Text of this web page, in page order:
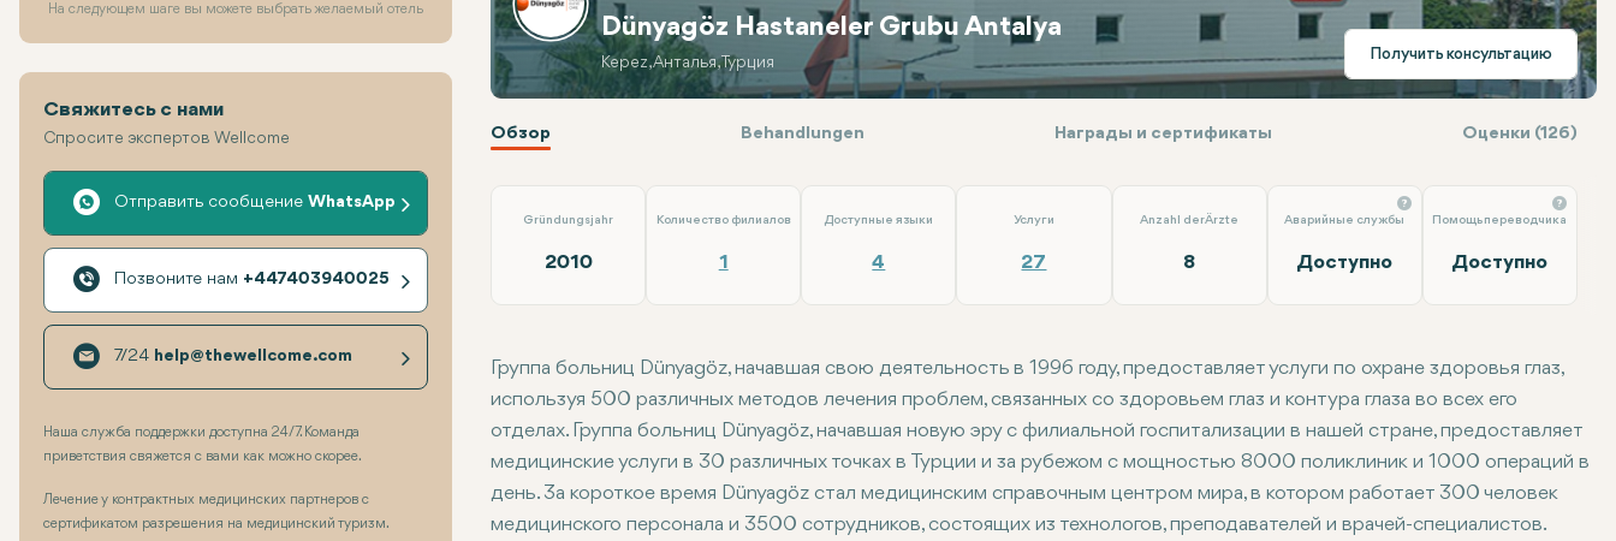
Dünyagöz Hastaneler Grubu Antalya
Kepez, Анталья, Турция Получить консультацию
Обзор Behandlungen Награды и сертификаты Оценки (126)
Gründungsjahr
2010
Количество филиалов
1
Доступные языки
4
Услуги
27
Anzahl der Ärzte
8
Аварийные службы
Доступно
Помощь переводчика
Доступно
Группа больниц Dünyagöz, начавшая свою деятельность в 1996 году, предоставляет услуги по охране здоровья глаз,
используя 500 различных методов лечения проблем, связанных со здоровьем глаз и контура глаза во всех его
отделах. Группа больниц Dünyagöz, начавшая новую эру с филиальной госпитализации в нашей стране, предоставляет
медицинские услуги в 30 различных точках в Турции и за рубежом с мощностью 8000 поликлиник и 1000 операций в
день. За короткое время Dünyagöz стал медицинским справочным центром мира, в котором работает 300 человек
медицинского персонала и 3500 сотрудников, состоящих из технологов, преподавателей и врачей-специалистов.
На следующем шаге вы можете выбрать желаемый отель
Свяжитесь с нами
Спросите экспертов Wellcome
Отправить сообщение WhatsApp
Позвоните нам +447403940025
7/24 help@thewellcome.com
Наша служба поддержки доступна 24/7. Команда
приветствия свяжется с вами как можно скорее.
Лечение у контрактных медицинских партнеров с
сертификатом разрешения на медицинский туризм.